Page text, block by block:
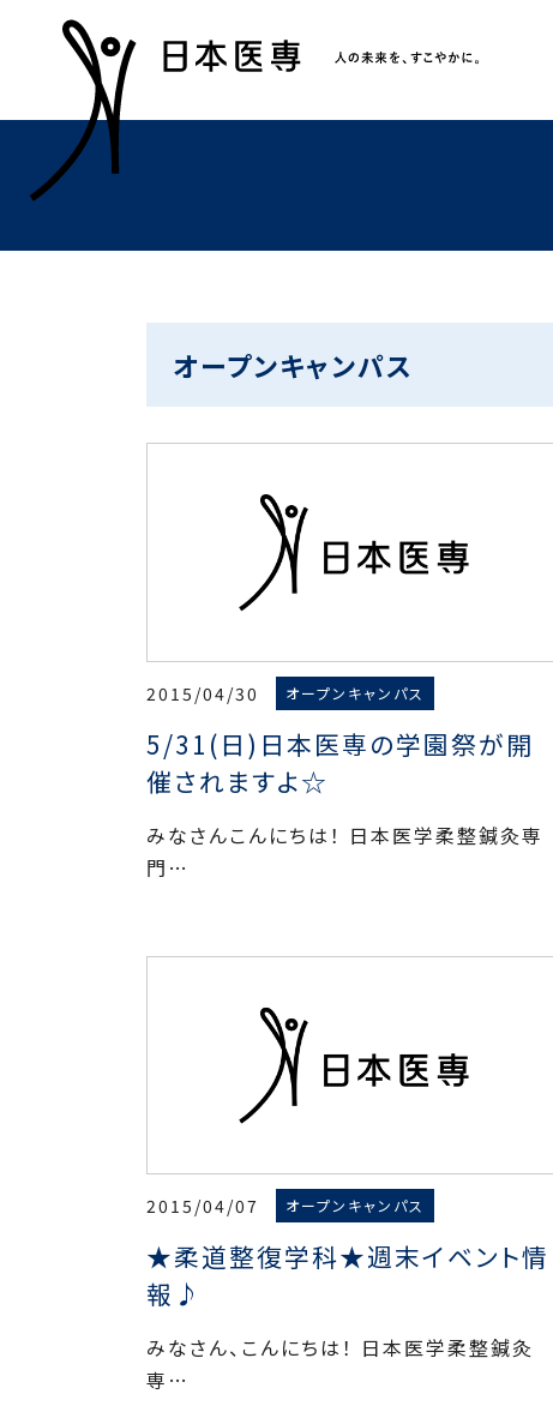
オープンキャンパス
2015/04/30 オープンキャンパス
5/31(日)日本医専の学園祭が開
催されますよ☆
みなさんこんにちは！ 日本医学柔整鍼灸専
門…
2015/04/07 オープンキャンパス
★柔道整復学科★週末イベント情
報♪
みなさん、こんにちは！ 日本医学柔整鍼灸
専…